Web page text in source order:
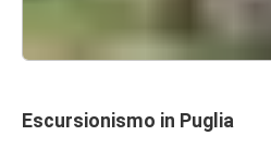
Escursionismo in Puglia